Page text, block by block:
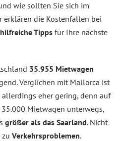
wie sollten Sie sich im
erklären die Kostenfallen bei
hilfreiche Tipps für Ihre nächste
35.955 Mietwagen
Verglichen mit Mallorca ist
eher gering, denn auf
Mietwagen unterwegs,
größer als das Saarland. Nicht
Verkehrsproblemen.